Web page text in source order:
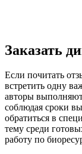
Заказать
Если почитать
встретить одну
авторы выполняют
соблюдая сроки
обратиться в
тему среди
работу по